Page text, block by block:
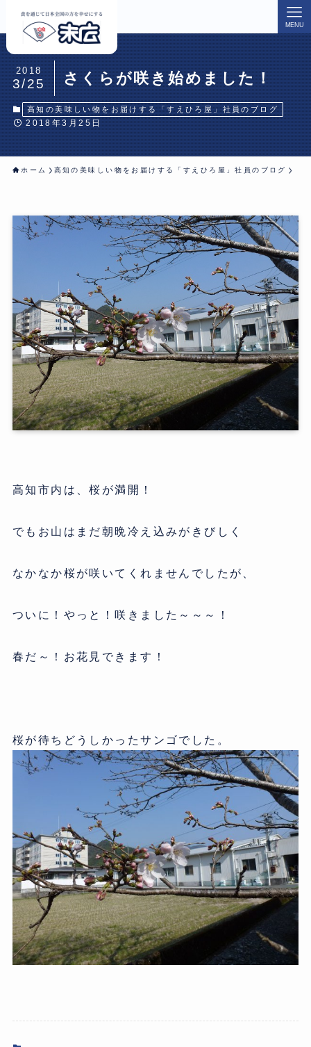
MENU
さくらが咲き始めました！
2018
3/25
高知の美味しい物をお届けする「すえひろ屋」社員のブログ
2018年3月25日
ホーム 高知の美味しい物をお届けする「すえひろ屋」社員のブログ
高知市内は、桜が満開！
でもお山はまだ朝晩冷え込みがきびしく
なかなか桜が咲いてくれませんでしたが、
ついに！やっと！咲きました～～～！
春だ～！お花見できます！
桜が待ちどうしかったサンゴでした。